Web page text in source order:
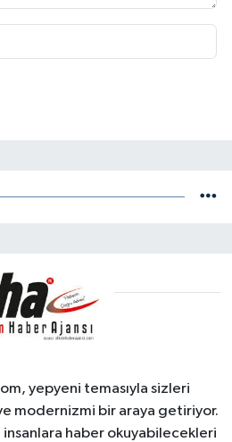
yepyeni temasıyla sizleri
modernizmi bir araya getiriyor.
insanlara haber okuyabilecekleri